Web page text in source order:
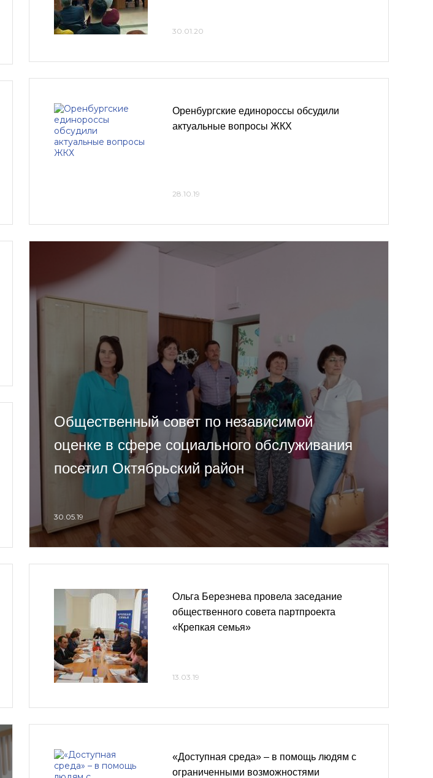
30.01.20
Оренбургские единороссы обсудили
актуальные вопросы ЖКХ
28.10.19
Общественный совет по независимой
оценке в сфере социального обслуживания
посетил Октябрьский район
30.05.19
Ольга Березнева провела заседание
общественного совета партпроекта
«Крепкая семья»
13.03.19
«Доступная среда» – в помощь людям с
ограниченными возможностями